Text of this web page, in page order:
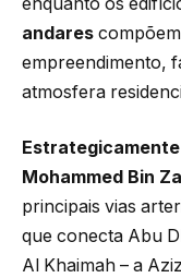
andares
empreendimento,
atmosfera
Mohammed Bin
principais vias
que conecta Abu
Al Khaimah – a